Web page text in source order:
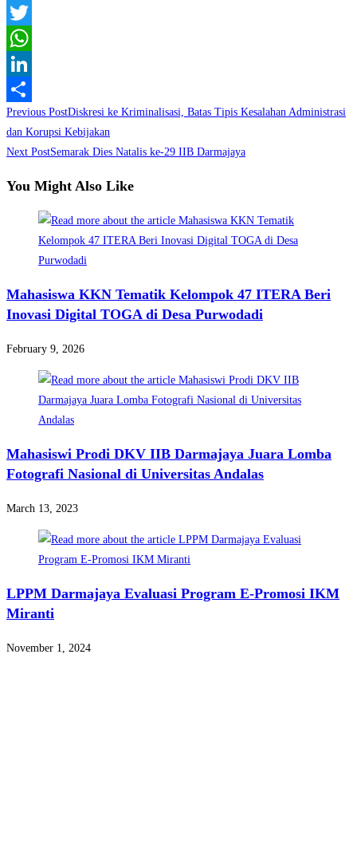
Facebook
Twitter
WhatsApp
LinkedIn
Share
Read
more
articles
Previous PostDiskresi ke Kriminalisasi, Batas Tipis Kesalahan Administrasi
dan Korupsi Kebijakan
Next PostSemarak Dies Natalis ke-29 IIB Darmajaya
You Might Also Like
Mahasiswa KKN Tematik Kelompok 47 ITERA Beri
Inovasi Digital TOGA di Desa Purwodadi
February 9, 2026
Mahasiswi Prodi DKV IIB Darmajaya Juara Lomba
Fotografi Nasional di Universitas Andalas
March 13, 2023
LPPM Darmajaya Evaluasi Program E-Promosi IKM
Miranti
November 1, 2024